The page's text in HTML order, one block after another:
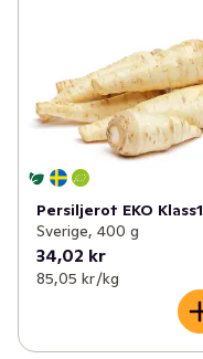
Persiljerot EKO Klass1
Sverige, 400 g
34,02 kr
85,05 kr /kg